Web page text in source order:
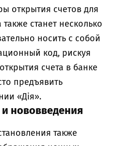
открытия счетов для
станет несколько
носить с собой
код, рискуя
счета в банке
предъявить
«Дія».
нововведения
также